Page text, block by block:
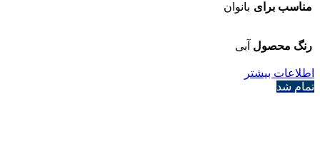
مناسب برای بانوان
رنگ محصول آبی
اطلاعات بیشتر
تمام شد